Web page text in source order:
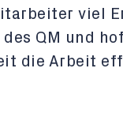
viel
QM und
die Arbeit